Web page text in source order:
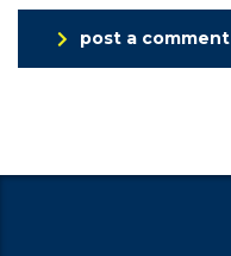
post a comment